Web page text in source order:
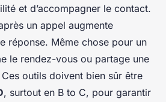
et d’accompagner le contact.
un appel augmente
réponse. Même chose pour un
le rendez-vous ou partage une
outils doivent bien sûr être
, surtout en B to C, pour garantir